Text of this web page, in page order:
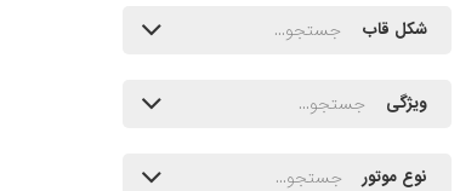
شکل قاب
ویژگی
نوع موتور